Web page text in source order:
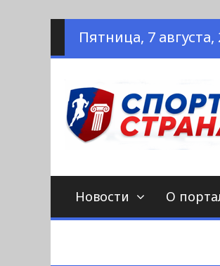
НаверхПятница, 7 августа,
Новости О